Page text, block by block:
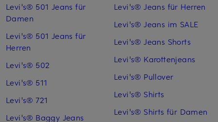
Levi's® 501 Jeans für
Damen
Levi's® 501 Jeans für
Herren
Levi's® 502
Levi's® 511
Levi's® 721
Levi's® Baggy Jeans
Levi's® Jeans für Herren
Levi's® Jeans im SALE
Levi's® Jeans Shorts
Levi's® Karottenjeans
Levi's® Pullover
Levi's® Shirts
Levi's® Shirts für Damen